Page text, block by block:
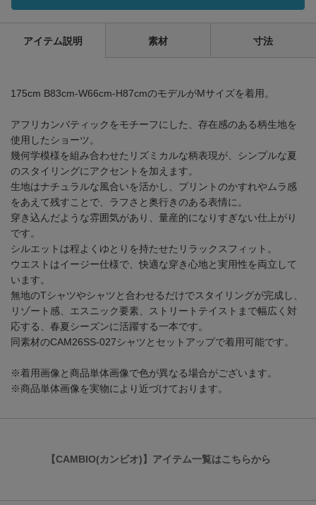
アイテム説明 素材 寸法
175cm B83cm-W66cm-H87cmのモデルがMサイズを着用。
アフリカンバティックをモチーフにした、存在感のある柄生地を
使用したショーツ。
幾何学模様を組み合わせたリズミカルな柄表現が、シンプルな夏
のスタイリングにアクセントを加えます。
生地はナチュラルな風合いを活かし、プリントのかすれやムラ感
をあえて残すことで、ラフさと奥行きのある表情に。
穿き込んだような雰囲気があり、量産的になりすぎない仕上がり
です。
シルエットは程よくゆとりを持たせたリラックスフィット。
ウエストはイージー仕様で、快適な穿き心地と実用性を両立して
います。
無地のTシャツやシャツと合わせるだけでスタイリングが完成し、
リゾート感、エスニック要素、ストリートテイストまで幅広く対
応する、春夏シーズンに活躍する一本です。
同素材のCAM26SS-027シャツとセットアップで着用可能です。
※着用画像と商品単体画像で色が異なる場合がございます。
※商品単体画像を実物により近づけております。
【CAMBIO(カンビオ)】アイテム一覧はこちらから